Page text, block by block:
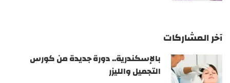
آخر المشاركات
بالإسكندرية.. دورة جديدة من كورس
التجميل والليزر